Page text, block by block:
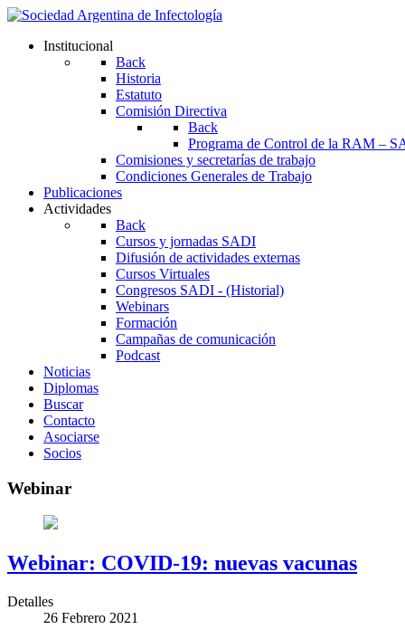
Institucional
Back
Historia
Estatuto
Comisión Directiva
Back
Programa de Control de la RAM –
Comisiones y secretarías de trabajo
Condiciones Generales de Trabajo
Publicaciones
Actividades
Back
Cursos y jornadas SADI
Difusión de actividades externas
Cursos Virtuales
Congresos SADI - (Historial)
Webinars
Formación
Campañas de comunicación
Podcast
Noticias
Diplomas
Buscar
Contacto
Asociarse
Socios
Webinar
Webinar: COVID-19: nuevas vacunas
Detalles
26 Febrero 2021